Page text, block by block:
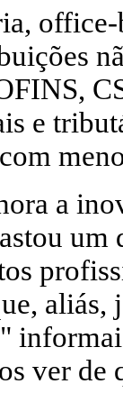
e
a
aliás,
ver de